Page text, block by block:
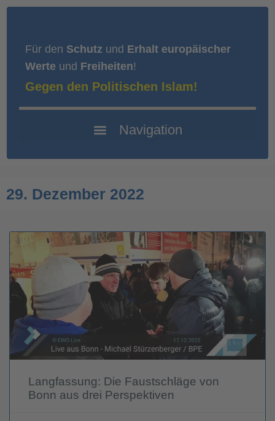
Für den Schutz und Erhalt europäischer
Werte und Freiheiten!
Gegen den Politischen Islam!
29. Dezember 2022
Langfassung: Die Faustschläge von
Bonn aus drei Perspektiven